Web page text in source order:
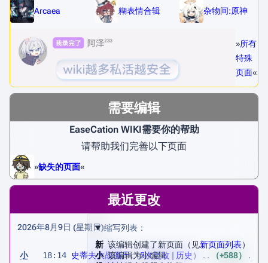
Arcaea 糊表情合辑 杂物间:原神
»所有
特殊
页面«
需要编辑
EaseCation WIKI需要你的帮助
请帮助我们完善以下页面
»缺失的页面«
最近更改
缩写列表：
新 该编辑创建了新页面（见新页面列表）
小 该编辑为小编辑
2026年8月9日 (星期日)
小18:14 史蒂夫大战僵尸 5次更改 历史 +588